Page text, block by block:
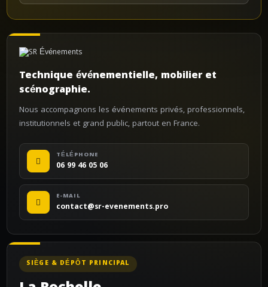
Technique événementielle, mobilier et
scénographie.
Nous accompagnons les événements privés, professionnels,
institutionnels et grand public, partout en France.
TÉLÉPHONE
06 99 46 05 06
E-MAIL
contact@sr-evenements.pro
SIÈGE & DÉPÔT PRINCIPAL